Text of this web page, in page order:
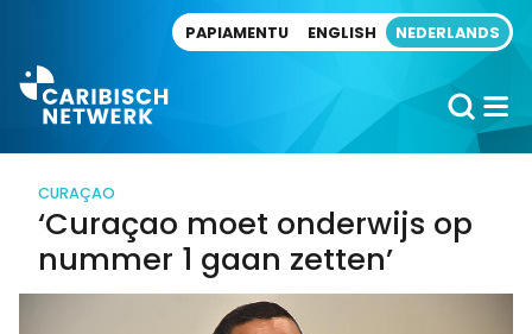
PAPIAMENTU ENGLISH NEDERLANDS
CURAÇAO
‘Curaçao moet onderwijs op
nummer 1 gaan zetten’